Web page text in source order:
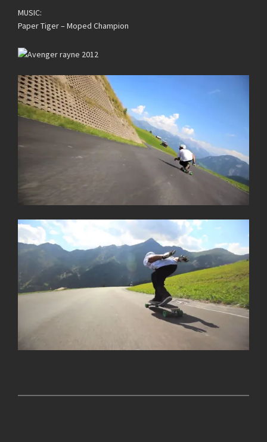
MUSIC:
Paper Tiger – Moped Champion